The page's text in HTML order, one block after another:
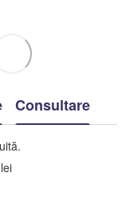
Consultare